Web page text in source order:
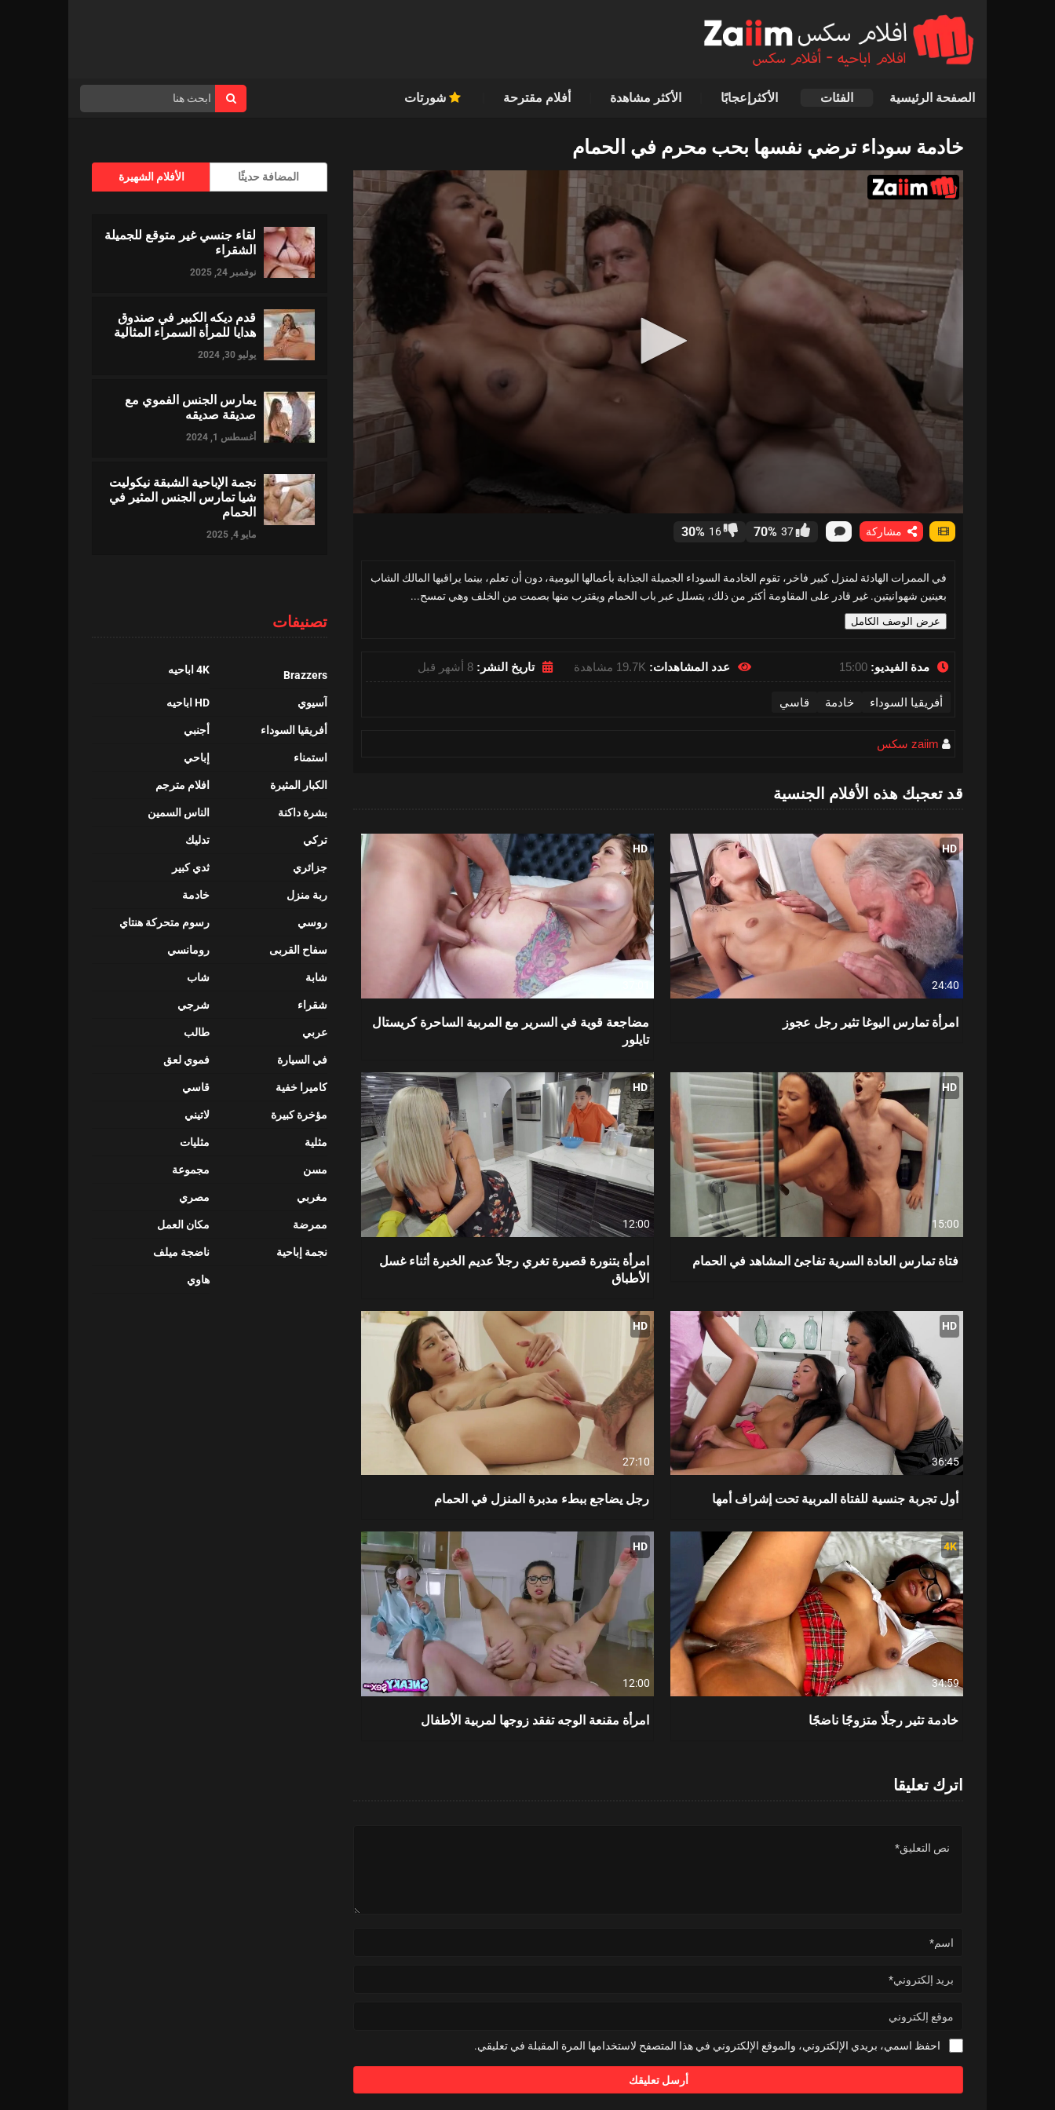
الصفحة الرئيسية الفئات الأكثرإعجابًا الأكثر مشاهدة أفلام مقترحة شورتات
خادمة سوداء ترضي نفسها بحب محرم في الحمام
Volume
مشاركة 37
70%
16
30%
في الممرات الهادئة لمنزل كبير فاخر، تقوم الخادمة السوداء الجميلة الجذابة بأعمالها اليومية، دون أن تعلم، بينما يراقبها المالك الشاب
بعينين شهوانيتين. غير قادر على المقاومة أكثر من ذلك، يتسلل عبر باب الحمام ويقترب منها بصمت من الخلف وهي تمسح...
عرض الوصف الكامل
مدة الفيديو: 15:00 عدد المشاهدات: 19.7K مشاهدة تاريخ النشر: 8 أشهر قبل
أفريقيا السوداء خادمة قاسي
zaiim سكس
قد تعجبك هذه الأفلام الجنسية
HD
24:40
امرأة تمارس اليوغا تثير رجل عجوز
HD
مضاجعة قوية في السرير مع المربية الساحرة كريستال
تايلور
HD
15:00
فتاة تمارس العادة السرية تفاجئ المشاهد في الحمام
HD
12:00
امرأة بتنورة قصيرة تغري رجلاً عديم الخبرة أثناء غسل
الأطباق
HD
36:45
أول تجربة جنسية للفتاة المربية تحت إشراف أمها
HD
27:10
رجل يضاجع ببطء مدبرة المنزل في الحمام
4K
34:59
خادمة تثير رجلًا متزوجًا ناضجًا
HD
12:00
امرأة مقنعة الوجه تفقد زوجها لمربية الأطفال
اترك تعليقا
احفظ اسمي، بريدي الإلكتروني، والموقع الإلكتروني في هذا المتصفح لاستخدامها المرة المقبلة في تعليقي.
الأفلام الشهيرة المضافة حديثًا
لقاء جنسي غير متوقع للجميلة
الشقراء
نوفمبر 24, 2025
قدم ديكه الكبير في صندوق
هدايا للمرأة السمراء المثالية
يوليو 30, 2024
يمارس الجنس الفموي مع
صديقة صديقه
أغسطس 1, 2024
نجمة الإباحية الشبقة نيكوليت
شيا تمارس الجنس المثير في
الحمام
مايو 4, 2025
تصنيفات
4K اباحيه Brazzers
HD اباحيه آسيوي
أجنبي أفريقيا السوداء
إباحي استمناء
افلام مترجم الكبار المثيرة
الناس السمين بشرة داكنة
تدليك تركي
ثدي كبير جزائري
خادمة ربة منزل
رسوم متحركة هنتاي روسي
رومانسي سفاح القربى
شاب شابة
شرجي شقراء
طالب عربي
فموي لعق في السيارة
قاسي كاميرا خفية
لاتيني مؤخرة كبيرة
مثليات مثلية
مجموعة مسن
مصري مغربي
مكان العمل ممرضة
ناضجة ميلف نجمة إباحية
هاوي